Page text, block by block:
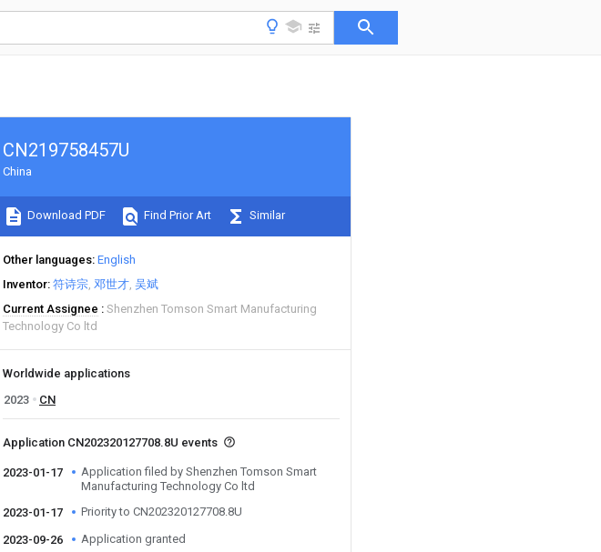
CN219758457U
China
Download PDF Find Prior Art Similar
Other languages English
Inventor 符诗宗 邓世才 吴斌
Current Assignee
Shenzhen Tomson Smart Manufacturing
Technology Co ltd
Worldwide applications
2023
CN
Application CN202320127708.8U events
2023-01-17
Application filed by Shenzhen Tomson Smart
Manufacturing Technology Co ltd
2023-01-17
Priority to CN202320127708.8U
2023-09-26 Application granted